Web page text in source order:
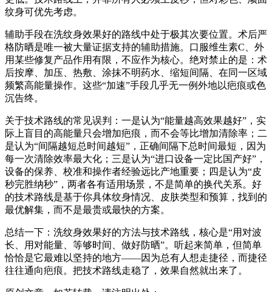
纹身可优先考虑。
辅助手段在洗纹身效果好的路线中处于极其次要位置。术后严
格防晒是唯一被大量证据支持的辅助措施。口服维生素C、外
用某些修复产品作用有限，不应作为核心。绝对禁止的是：术
后按摩、加压、热敷、涂抹不明药水、缩短间隔、在同一区域
频繁高能量操作。这些“加速”手段几乎无一例外地以疤痕或色
沉告终。
关于技术路线的常见误判：一是认为“能量越高效果越好”，实
际上盲目的高能量只会增加疤痕，而不会等比增加清除率；二
是认为“间隔越短总时间越短”，正确间隔下总时间最短，因为
每一次清除效率最大化；三是认为“进口设备一定比国产好”，
设备的保养、校准和操作者经验远比产地重要；四是认为“皮
秒完胜纳秒”，两者各有适用场景，不是简单的换代关系。好
的技术路线是基于你具体纹身情况、皮肤类型和预算，找到的
最优解集，而不是最贵或最快的方案。
总结一下：洗纹身效果好的方法与技术路线，核心是“用对波
长、用对能量、等够时间、做好防晒”。听起来简单，但简单
恰恰是它最难以坚持的地方——因为总有人想走捷径，而捷径
往往通向疤痕。把技术路线走稳了，效果自然就出来了。